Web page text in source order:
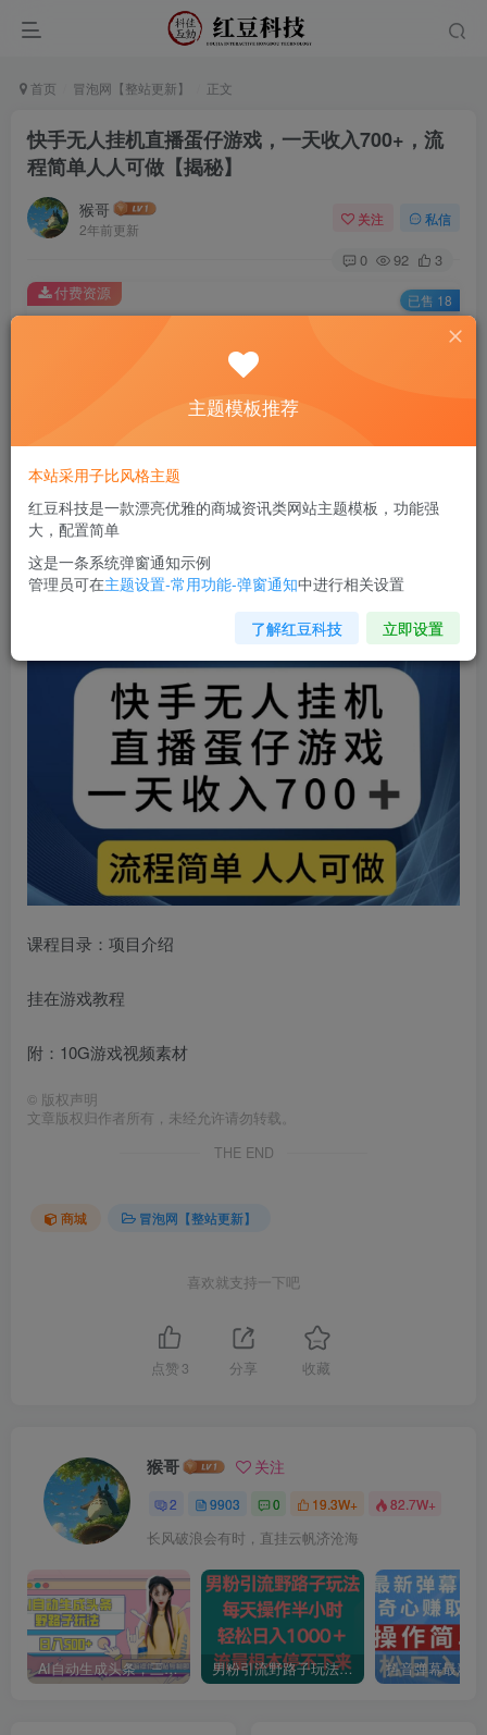
首页 冒泡网【整站更新】 正文
快手无人挂机直播蛋仔游戏，一天收入700+，流
程简单人人可做【揭秘】
猴哥
2年前更新
关注 私信
0 92 3
此内容为付费资源，请付费后查看
￥9.9
您当前未登录！建议登陆后购买，可保存购买订单
付费资源 已售 18
快手无人挂机直播蛋仔游戏，一天收入700+，流程简单人人
课程目录：项目介绍
挂在游戏教程
附：10G游戏视频素材
© 版权声明
文章版权归作者所有，未经允许请勿转载。
THE END
商城 冒泡网【整站更新】
喜欢就支持一下吧
点赞 3 分享 收藏
猴哥 关注
2 9903 0 19.3W+ 82.7W+
长风破浪会有时，直挂云帆济沧海
AI自动生成头条，三天必起号，三分钟轻松发布内容，复制粘贴，保姆级教… 男粉引流野路子玩法，每天操作半小时轻松日入1000＋，流量根本停不下来
主题模板推荐
本站采用子比风格主题
红豆科技是一款漂亮优雅的商城资讯类网站主题模板，功能强
大，配置简单
这是一条系统弹窗通知示例
管理员可在主题设置-常用功能-弹窗通知中进行相关设置
了解红豆科技 立即设置